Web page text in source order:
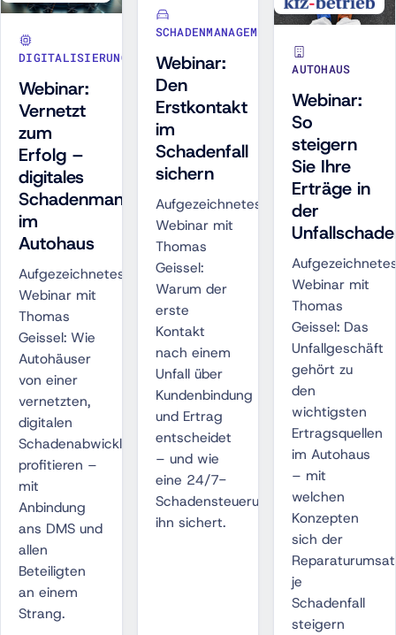
DIGITALISIERUNG
Webinar:
Vernetzt
zum
Erfolg –
digitales
Schadenmanagement
im
Autohaus
Aufgezeichnetes
Webinar mit
Thomas
Geissel: Wie
Autohäuser
von einer
vernetzten,
digitalen
Schadenabwicklung
profitieren –
mit
Anbindung
ans DMS und
allen
Beteiligten
an einem
Strang.
SCHADENMANAGEMENT
Webinar:
Den
Erstkontakt
im
Schadenfall
sichern
Aufgezeichnetes
Webinar mit
Thomas
Geissel:
Warum der
erste
Kontakt
nach einem
Unfall über
Kundenbindung
und Ertrag
entscheidet
– und wie
eine 24/7-
Schadensteuerung
ihn sichert.
AUTOHAUS
Webinar:
So
steigern
Sie Ihre
Erträge in
der
Webinar mit
Thomas
Geissel: Das
Unfallgeschäft
gehört zu
den
wichtigsten
Ertragsquellen
im Autohaus
– mit
welchen
Konzepten
sich der
je
Schadenfall
steigern